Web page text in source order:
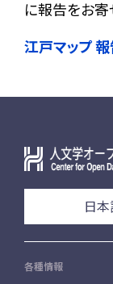
に報告をお寄
江戸マップ
日本
各種情報